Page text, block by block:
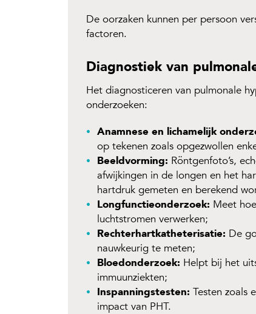
De oorzaken kunnen per persoon
factoren.
Diagnostiek van
Het diagnosticeren van pulmonale
onderzoeken:
Anamnese en lichamelijk
op tekenen zoals opgezwollen
Beeldvorming: Röntgenfoto’s,
afwijkingen in de longen en het
hartdruk gemeten en berekend
Longfunctieonderzoek: Meet
luchtstromen verwerken;
Rechterhartkatheterisatie: De
nauwkeurig te meten;
Bloedonderzoek: Helpt bij het
immuunziekten;
Inspanningstesten: Testen zoals
impact van PHT.